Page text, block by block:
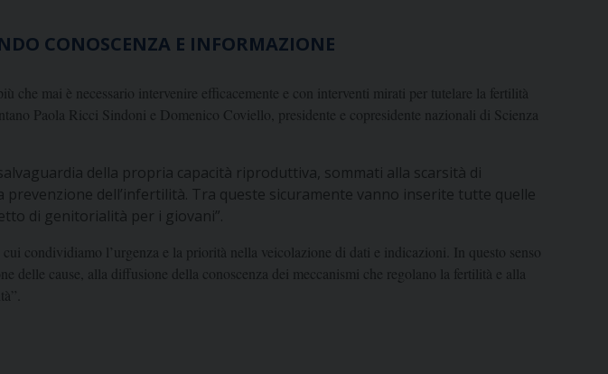
CONOSCENZA E INFORMAZIONE
che mai è necessario intervenire efficacemente e con interventi mirati per tutelare la fertilità
Paola Ricci Sindoni e Domenico Coviello, presidente e copresidente nazionali di Scienza
della propria capacità riproduttiva, sommati alla scarsità di
dell’infertilità. Tra queste sicuramente vanno inserite tutte quelle
di genitorialità per i giovani”.
condividiamo l’urgenza e la priorità nella veicolazione di dati e indicazioni. In questo senso
delle cause, alla diffusione della conoscenza dei meccanismi che regolano la fertilità e alla